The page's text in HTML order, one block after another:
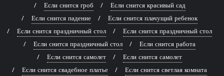
Если снится гроб
Если снится красивый сад
Если снится падение
Если снится плачущий ребенок
Если снится праздничный стол
Если снится праздничный стол
Если снится праздничный стол
Если снится работа
Если снится самолет
Если снится самолет
Если снится свадебное платье
Если снится светлая комната